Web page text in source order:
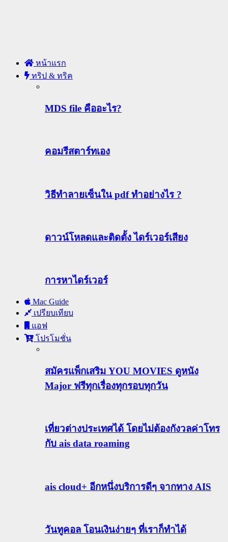
หน้าแรก
ทริป & ทริค
MDS file คืออะไร?
คอมรีสตาร์ทเอง
วิธีทําลายเซ็นใน pdf ทำอย่างไร ?
ดาวน์โหลดและติดตั้ง ไดร์เวอร์เสียง
การหาไดร์เวอร์
Mac Guide
เปรียบเทียบ
แอฟ
โปรโมชั่น
สมัครแพ็กเสริม YOU MOVIES ดูหนัง
Major ฟรีทุกเรื่องทุกรอบทุกวัน
เที่ยวต่างประเทศได้ โดยไม่ต้องกังวลค่าโทร
กับ ais data roaming
ais cloud+ อีกหนึ่งบริการดีๆ จากทาง AIS
วันทูคอล โอนเงินง่ายๆ ที่เราก็ทำได้